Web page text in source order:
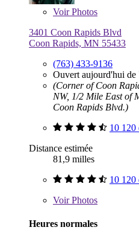
VoirPhotos
3401 Coon Rapids Blvd
Coon Rapids, MN 55433
(763) 433-9136
Ouvert aujourd'hui de
(Corner of Coon
NW, 1/2 Mile East of
Coon Rapids Blvd.)
10 120
Distance estimée
81,9 milles
10 120
VoirPhotos
Heures normales